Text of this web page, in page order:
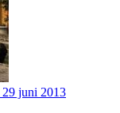
29 juni 2013